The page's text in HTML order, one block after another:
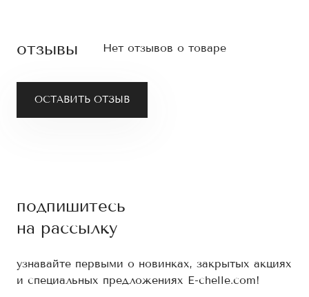
отзывы Нет отзывов о товаре
ОСТАВИТЬ ОТЗЫВ
подпишитесь
на рассылку
узнавайте первыми о новинках, закрытых акциях
и специальных предложениях E-chelle.com!